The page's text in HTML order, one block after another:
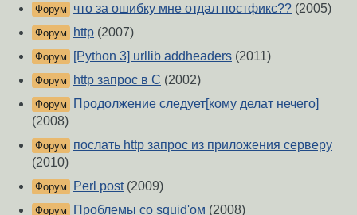
Форум что за ошибку мне отдал постфикс?? (2005)
Форум http (2007)
Форум [Python 3] urllib addheaders (2011)
Форум http запрос в C (2002)
Форум
Продолжение следует[кому делат нечего]
(2008)
Форум
послать http запрос из приложения серверу
(2010)
Форум Perl post(2009)
Форум Проблемы со squid'ом (2008)